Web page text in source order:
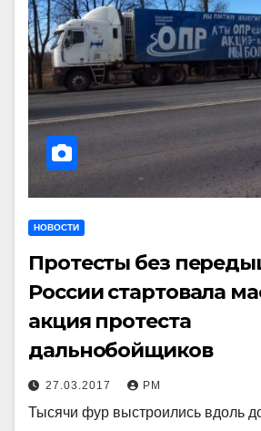
НОВОСТИ
Протесты без
России стартовала
акция протеста
дальнобойщиков
27.03.2017 РМ
Тысячи фур выстроились вдоль